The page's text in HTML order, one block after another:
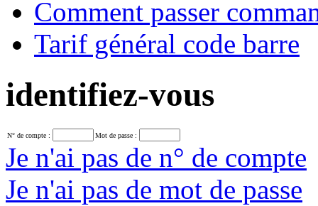
Comment passer
Tarif général code barre
identifiez-vous
N° de compte : Mot de passe :
Je n'ai pas de n° de compte
Je n'ai pas de mot de passe